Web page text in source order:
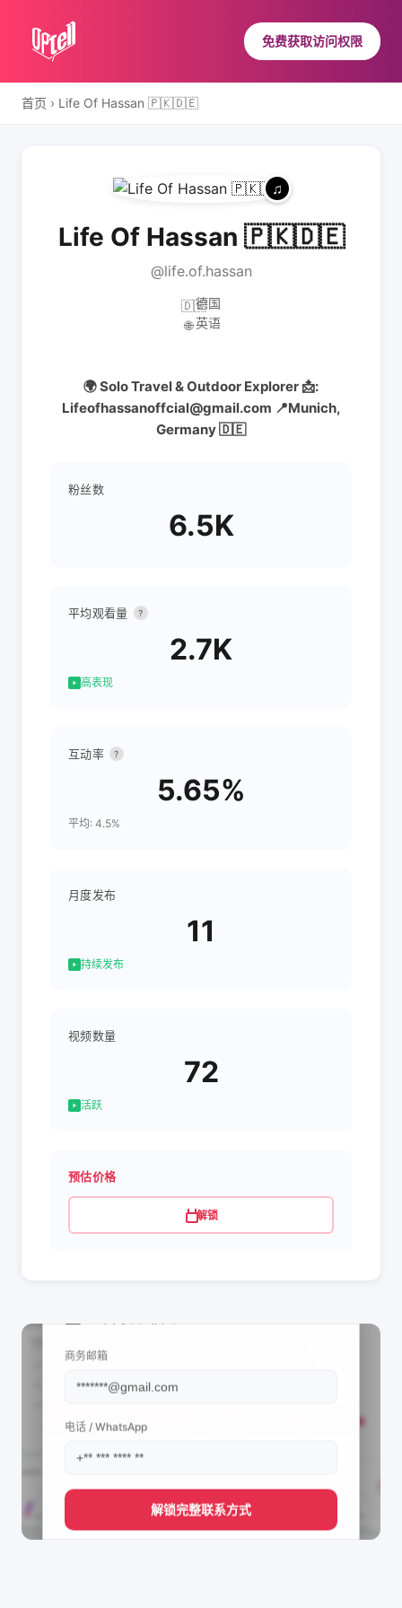
免费获取访问权限
首页 › Life Of Hassan 🇵🇰🇩🇪
Life Of Hassan 🇵🇰🇩🇪
@life.of.hassan
🇩🇪德国
🌐 英语
🌍 Solo Travel & Outdoor Explorer 📩:
Lifeofhassanoffcial@gmail.com 📍Munich,
Germany 🇩🇪
粉丝数
6.5K
平均观看量 ?
2.7K
高表现
互动率 ?
5.65%
平均: 4.5%
月度发布
11
持续发布
视频数量
72
活跃
预估价格
解锁
商务邮箱
电话 / WhatsApp
解锁完整联系方式